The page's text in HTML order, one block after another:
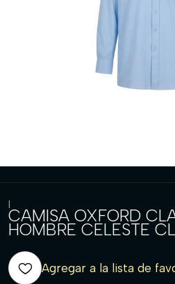
|
CAMISA OXFORD
HOMBRE CELESTE
Agregar a la lista de